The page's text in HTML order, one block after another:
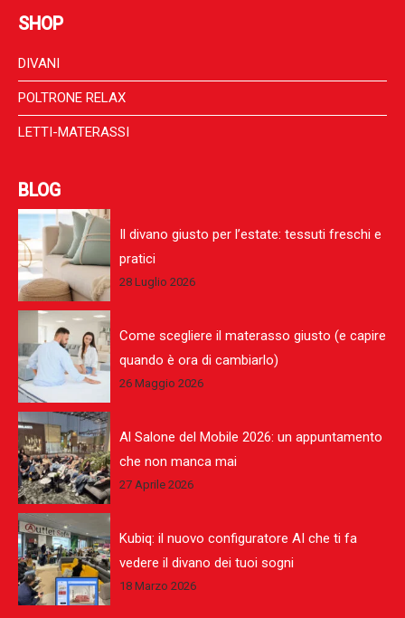
SHOP
DIVANI
POLTRONE RELAX
LETTI-MATERASSI
BLOG
Il divano giusto per l’estate: tessuti freschi e
pratici
28 Luglio 2026
Come scegliere il materasso giusto (e capire
quando è ora di cambiarlo)
26 Maggio 2026
Al Salone del Mobile 2026: un appuntamento
che non manca mai
27 Aprile 2026
Kubiq: il nuovo configuratore AI che ti fa
vedere il divano dei tuoi sogni
18 Marzo 2026